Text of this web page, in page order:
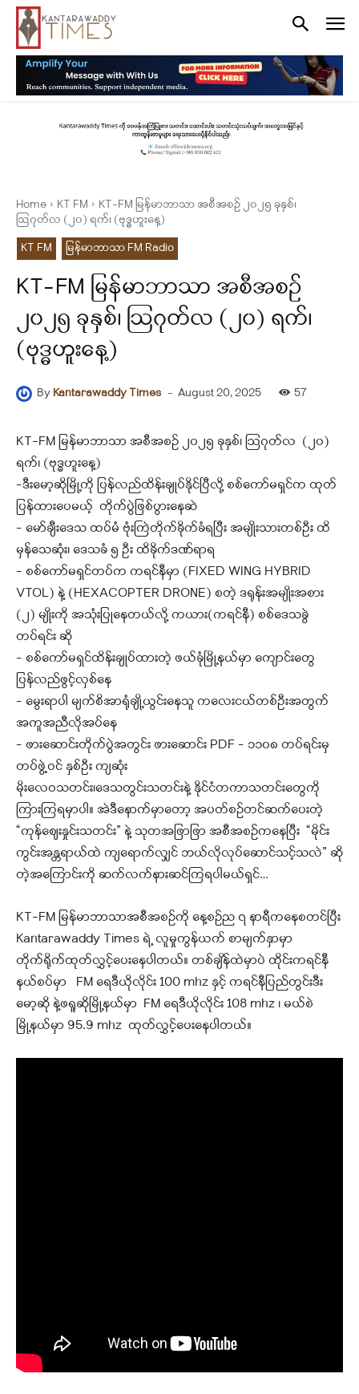
Home KT FM
KT-FM မြန်မာဘာသာ အစီအစဉ် ၂၀၂၅ ခုနှစ်၊
ဩဂုတ်လ (၂၀) ရက်၊ (ဗုဒ္ဓဟူးနေ့)
KT FM
မြန်မာဘာသာ FM Radio
KT-FM မြန်မာဘာသာ အစီအစဉ်
၂၀၂၅ ခုနှစ်၊ ဩဂုတ်လ (၂၀) ရက်၊
(ဗုဒ္ဓဟူးနေ့)
By Kantarawaddy Times - August 20, 2025 57
KT-FM မြန်မာဘာသာ အစီအစဉ် ၂၀၂၅ ခုနှစ်၊ ဩဂုတ်လ (၂၀)
ရက်၊ (ဗုဒ္ဓဟူးနေ့)
–ဒီးမော့ဆိုမြို့ကို ပြန်လည်ထိန်းချုပ်နိုင်ပြီလို့ စစ်ကော်မရှင်က ထုတ်
ပြန်ထားပေမယ့် တိုက်ပွဲဖြစ်ပွားနေဆဲ
– မော်ချီးဒေသ ထပ်မံ ဗုံးကြဲတိုက်ခိုက်ခံရပြီး အမျိုးသားတစ်ဦး ထိ
မှန်သေဆုံး၊ ဒေသခံ ၅ ဦး ထိခိုက်ဒဏ်ရာရ
– စစ်ကော်မရှင်တပ်က ကရင်နီမှာ (FIXED WING HYBRID
VTOL) နဲ့ (HEXACOPTER DRONE) စတဲ့ ဒရုန်းအမျိုးအစား
(၂) မျိုးကို အသုံးပြုနေတယ်လို့ ကယား(ကရင်နီ) စစ်ဒေသခွဲ
တပ်ရင်း ဆို
– စစ်ကော်မရှင်ထိန်းချုပ်ထားတဲ့ ဖယ်ခုံမြို့နယ်မှာ ကျောင်းတွေ
ပြန်လည်ဖွင့်လှစ်နေ
– မွေးရာပါ မျက်စိအာရုံချို့ယွင်းနေသူ ကလေးငယ်တစ်ဦးအတွက်
အကူအညီလိုအပ်နေ
– ဖားဆောင်းတိုက်ပွဲအတွင်း ဖားဆောင်း PDF – ၁၁၀၈ တပ်ရင်းမှ
တပ်ဖွဲ့ဝင် နှစ်ဦး ကျဆုံး
မိုးလေဝသတင်း၊ဒေသတွင်းသတင်းနဲ့ နိုင်ငံတကာသတင်းတွေကို
ကြားကြရမှာပါ။ အဲဒီနောက်မှာတော့ အပတ်စဉ်တင်ဆက်ပေးတဲ့
“ကုန်ဈေးနှုင်းသတင်း” နဲ့ သုတအဖြာဖြာ အစီအစဉ်ကနေပြီး “မိုင်း
ကွင်းအန္တရာယ်ထဲ ကျရောက်လျှင် ဘယ်လိုလုပ်ဆောင်သင့်သလဲ” ဆို
တဲ့အကြောင်းကို ဆက်လက်နားဆင်ကြရပါမယ်ရှင်…
KT-FM မြန်မာဘာသာအစီအစဉ်ကို နေ့စဉ်ည ၇ နာရီကနေစတင်ပြီး
Kantarawaddy Times ရဲ့ လူမှုကွန်ယက် စာမျက်နှာမှာ
တိုက်ရိုက်ထုတ်လွှင့်ပေးနေပါတယ်။ တစ်ချိန်ထဲမှာပဲ ထိုင်းကရင်နီ
နယ်စပ်မှာ FM ရေဒီယိုလိုင်း 100 mhz နှင့် ကရင်နီပြည်တွင်းဒီး
မော့ဆို နဲ့ဖရူဆိုမြို့နယ်မှာ FM ရေဒီယိုလိုင်း 108 mhz ၊ မယ်စဲ
မြို့နယ်မှာ 95.9 mhz ထုတ်လွှင့်ပေးနေပါတယ်။